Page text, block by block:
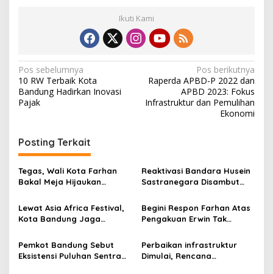
Ikuti Kami
N
a
v
g
a
s
i
p
o
s
Pos sebelumnya
10 RW Terbaik Kota
Bandung Hadirkan Inovasi
Pajak
Pos berikutnya
Raperda APBD-P 2022 dan
APBD 2023: Fokus
Infrastruktur dan Pemulihan
Ekonomi
Posting Terkait
Tegas, Wali Kota Farhan
Bakal Meja Hijaukan
Riau
Reaktivasi Bandara Husein
Sastranegara Disambut
Air Jet
Lewat Asia Africa Festival,
Kota Bandung Jaga
Global
Begini Respon Farhan Atas
Pengakuan Erwin Tak
Pemerintahan
Pemkot Bandung Sebut
Eksistensi Puluhan Sentra
Perbaikan infrastruktur
Dimulai, Rencana